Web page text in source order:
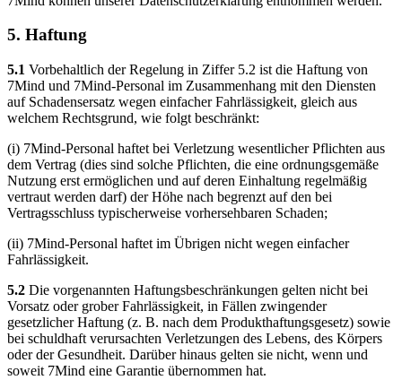
5. Haftung
5.1 Vorbehaltlich der Regelung in Ziffer 5.2 ist die Haftung von
7Mind und 7Mind-Personal im Zusammenhang mit den Diensten
auf Schadensersatz wegen einfacher Fahrlässigkeit, gleich aus
welchem Rechtsgrund, wie folgt beschränkt:
(i) 7Mind-Personal haftet bei Verletzung wesentlicher Pflichten aus
dem Vertrag (dies sind solche Pflichten, die eine ordnungsgemäße
Nutzung erst ermöglichen und auf deren Einhaltung regelmäßig
vertraut werden darf) der Höhe nach begrenzt auf den bei
Vertragsschluss typischerweise vorhersehbaren Schaden;
(ii) 7Mind-Personal haftet im Übrigen nicht wegen einfacher
Fahrlässigkeit.
5.2 Die vorgenannten Haftungsbeschränkungen gelten nicht bei
Vorsatz oder grober Fahrlässigkeit, in Fällen zwingender
gesetzlicher Haftung (z. B. nach dem Produkthaftungsgesetz) sowie
bei schuldhaft verursachten Verletzungen des Lebens, des Körpers
oder der Gesundheit. Darüber hinaus gelten sie nicht, wenn und
soweit 7Mind eine Garantie übernommen hat.